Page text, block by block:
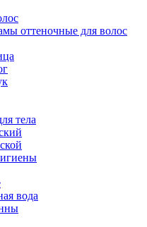
оттеночные для волос
тела
вода